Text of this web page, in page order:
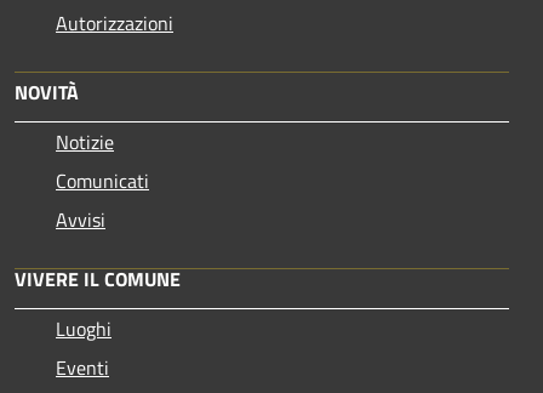
Autorizzazioni
NOVITÀ
Notizie
Comunicati
Avvisi
VIVERE IL COMUNE
Luoghi
Eventi